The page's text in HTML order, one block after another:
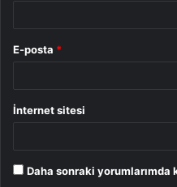
E-posta *
İnternet sitesi
Daha sonraki yorumlarımda